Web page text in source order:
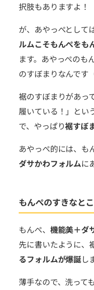
択肢もありますよ！
が、あやっぺとして
ルムこそもんぺをも
ます。あやっぺのも
のすぼまりなんです
裾のすぼまりがあっ
履いている！」とい
で、やっぱり裾すぼ
あやっぺ的には、も
ダサかわフォルムに
もんぺのすきなと
もんぺ、 機能美＋ダ
先に書いたように、
るフォルムが爆誕し
薄手なので、洗って